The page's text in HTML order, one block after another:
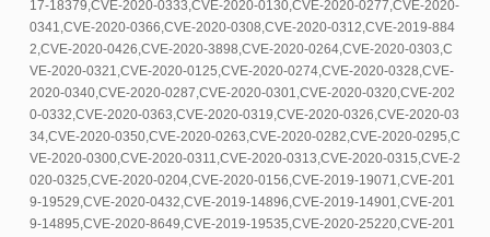
17-18379,CVE-2020-0333,CVE-2020-0130,CVE-2020-0277,CVE-2020-
0341,CVE-2020-0366,CVE-2020-0308,CVE-2020-0312,CVE-2019-884
2,CVE-2020-0426,CVE-2020-3898,CVE-2020-0264,CVE-2020-0303,C
VE-2020-0321,CVE-2020-0125,CVE-2020-0274,CVE-2020-0328,CVE-
2020-0340,CVE-2020-0287,CVE-2020-0301,CVE-2020-0320,CVE-202
0-0332,CVE-2020-0363,CVE-2020-0319,CVE-2020-0326,CVE-2020-03
34,CVE-2020-0350,CVE-2020-0263,CVE-2020-0282,CVE-2020-0295,C
VE-2020-0300,CVE-2020-0311,CVE-2020-0313,CVE-2020-0315,CVE-2
020-0325,CVE-2020-0204,CVE-2020-0156,CVE-2019-19071,CVE-201
9-19529,CVE-2020-0432,CVE-2019-14896,CVE-2019-14901,CVE-201
9-14895,CVE-2020-8649,CVE-2019-19535,CVE-2020-25220,CVE-201